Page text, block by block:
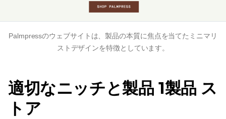
Palmpressのウェブサイトは、製品の本質に焦点を当てたミニマリ
ストデザインを特徴としています。
適切なニッチと製品 1製品 ス
トア